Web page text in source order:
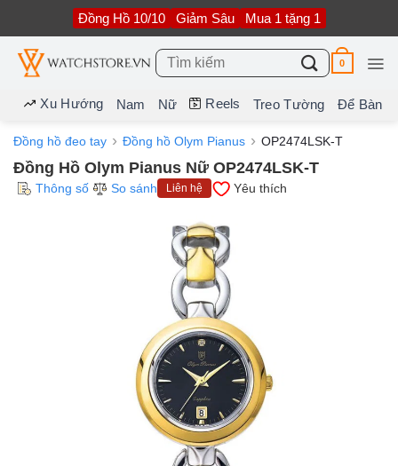
nội
dung
Đồng Hồ 10/10 Giảm Sâu Mua 1 tặng 1
Tìm
kiếm:
0
Xu Hướng Nam Nữ Reels Treo Tường Để Bàn
Đồng hồ đeo tay Đồng hồ Olym Pianus OP2474LSK-T
Đồng Hồ Olym Pianus Nữ OP2474LSK-T
Thông số So sánh Liên hệ Yêu thích